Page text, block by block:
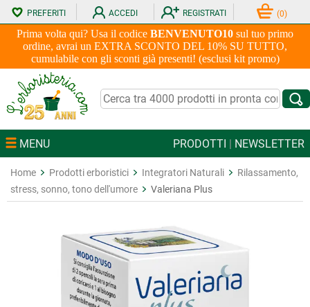
Prima volta qui? Usa il codice BENVENUTO10 sul tuo primo
ordine, avrai un EXTRA SCONTO DEL 10% SU TUTTO,
cumulabile con gli sconti già presenti! (esclusi kit promo)
PREFERITI ACCEDI REGISTRATI (0)
MENU PRODOTTI | NEWSLETTER
Home Prodotti erboristici Integratori Naturali
Rilassamento,
stress, sonno, tono dell'umore
Valeriana Plus